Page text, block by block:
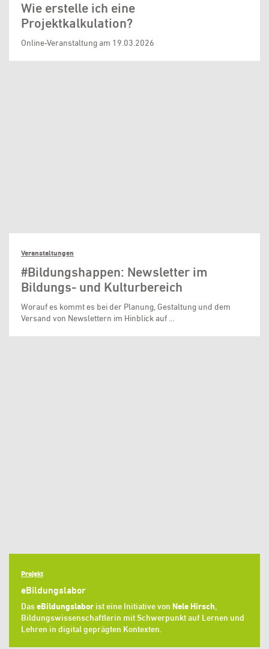
Wie erstelle ich eine
Projektkalkulation?
Online-Veranstaltung am 19.03.2026
Veranstaltungen
#Bildungshappen: Newsletter im
Bildungs- und Kulturbereich
Worauf es kommt es bei der Planung, Gestaltung und dem
Versand von Newslettern im Hinblick auf …
Projekt
eBildungslabor
DaseBildungslabor ist eine Initiative von Nele Hirsch,
Bildungswissenschaftlerin mit Schwerpunkt auf Lernen und
Lehren in digital geprägten Kontexten.